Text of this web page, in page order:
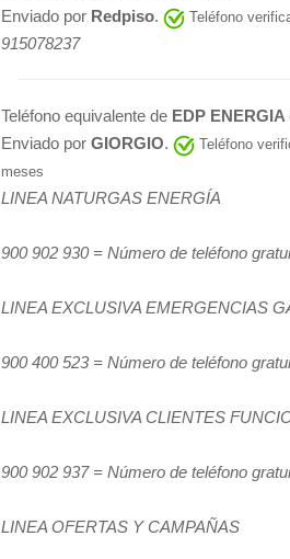
Enviado por Redpiso. Teléfono
915078237
Teléfono equivalente de EDP
Enviado por GIORGIO.
Teléfono
meses
LINEA NATURGAS ENERGÍA
900 902 930 = Número de teléfono
LINEA EXCLUSIVA EMERGENCIAS
900 400 523 = Número de teléfono
LINEA EXCLUSIVA CLIENTES
900 902 937 = Número de teléfono
LINEA OFERTAS Y CAMPAÑAS